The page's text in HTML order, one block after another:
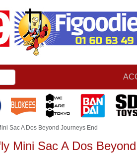
Sac A Dos Beyond Journeys End
Mini Sac A Dos